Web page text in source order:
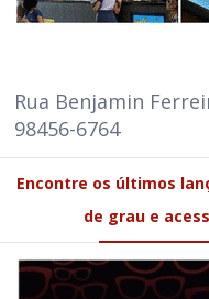
Rua Benjamin
98456-6764
Encontre os últimos
de grau e